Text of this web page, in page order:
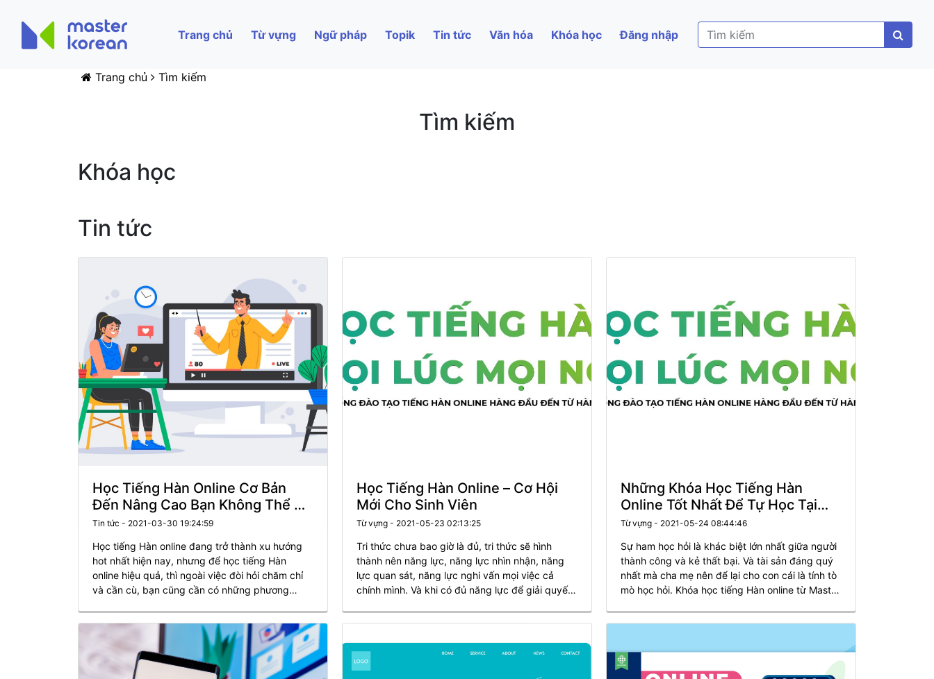
Trang chủ Từ vựng Ngữ pháp Topik Tin tức Văn hóa Khóa học Đăng nhập
Trang chủ Tìm kiếm
Tìm kiếm
Khóa học
Tin tức
Học Tiếng Hàn Online Cơ Bản
Đến Nâng Cao Bạn Không Thể Bỏ
Qua
Tin tức - 2021-03-30 19:24:59
Học tiếng Hàn online đang trở thành xu hướng
hot nhất hiện nay, nhưng để học tiếng Hàn
online hiệu quả, thì ngoài việc đòi hỏi chăm chỉ
và cần cù, bạn cũng cần có những phương
Học Tiếng Hàn Online – Cơ Hội
Mới Cho Sinh Viên
Từ vựng - 2021-05-23 02:13:25
Tri thức chưa bao giờ là đủ, tri thức sẽ hình
thành nên năng lực, năng lực nhìn nhận, năng
lực quan sát, năng lực nghi vấn mọi việc cả
chính mình. Và khi có đủ năng lực để giải quyết
Những Khóa Học Tiếng Hàn
Online Tốt Nhất Để Tự Học Tại
Nhà
Từ vựng - 2021-05-24 08:44:46
Sự ham học hỏi là khác biệt lớn nhất giữa người
thành công và kẻ thất bại. Và tài sản đáng quý
nhất mà cha mẹ nên để lại cho con cái là tính tò
mò học hỏi. Khóa học tiếng Hàn online từ Master